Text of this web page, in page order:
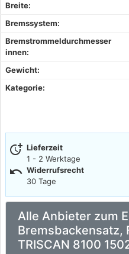
Breite:
Bremssystem:
Bremstrommeldurchmesser
innen:
Gewicht:
Kategorie:
more_time Lieferzeit
1 - 2 Werktage
undo Widerrufsrecht
30 Tage
Alle Anbieter zum
Bremsbackensatz,
TRISCAN 8100